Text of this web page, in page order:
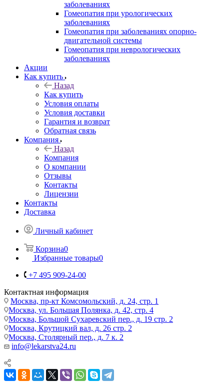
заболеваниях
Гомеопатия при урологических
заболеваниях
Гомеопатия при заболеваниях опорно-
двигательной системы
Гомеопатия при неврологических
заболеваниях
Акции
Как купить
Назад
Как купить
Условия оплаты
Условия доставки
Гарантия и возврат
Обратная связь
Компания
Назад
Компания
О компании
Отзывы
Контакты
Лицензии
Контакты
Доставка
Личный кабинет
Корзина0
Избранные товары0
+7 495 909-24-00
Контактная информация
Москва, пр-кт Комсомольский, д. 24, стр. 1
Москва, ул. Большая Полянка, д. 42, стр. 4
Москва, Большой Сухаревский пер., д. 19 стр. 2
Москва, Крутицкий вал, д. 26 стр. 2
Москва, Столярный пер., д. 7 к. 2
info@lekarstva24.ru